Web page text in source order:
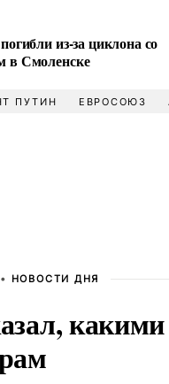
из-за циклона со
в Смоленске
ПУТИН ЕВРОСОЮЗ
НОВОСТИ ДНЯ